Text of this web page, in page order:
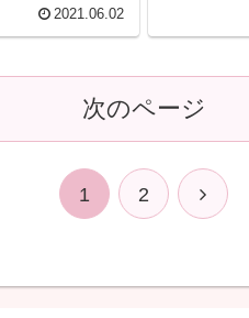
2021.06.02
次のページ
1 2 次